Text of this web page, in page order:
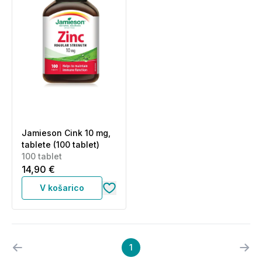
Jamieson Cink 10 mg,
tablete (100 tablet)
100 tablet
14,90 €
V košarico
1